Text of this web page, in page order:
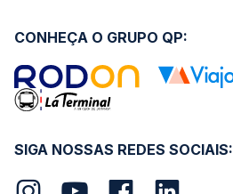
SIGA NOSSAS REDES SOCIAIS:
CONHEÇA O GRUPO QP: